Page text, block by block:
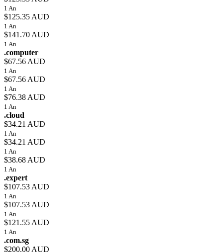
1 An
$125.35 AUD
1 An
$141.70 AUD
1 An
.computer
$67.56 AUD
1 An
$67.56 AUD
1 An
$76.38 AUD
1 An
.cloud
$34.21 AUD
1 An
$34.21 AUD
1 An
$38.68 AUD
1 An
.expert
$107.53 AUD
1 An
$107.53 AUD
1 An
$121.55 AUD
1 An
.com.sg
$200.00 AUD